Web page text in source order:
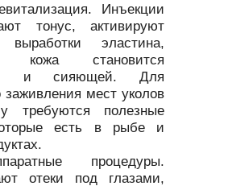
Инъекции
тонус, активируют
выработки эластина,
кожа становится
и сияющей. Для
заживления мест уколов
требуются полезные
есть в рыбе и
процедуры.
отеки под глазами,